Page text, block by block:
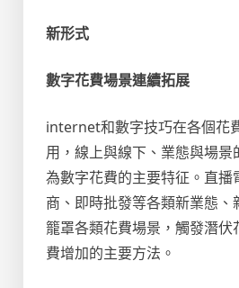
新形式
數字花費場景連續拓展
internet和數字技巧在各個花
用，線上與線下、業態與場景
為數字花費的主要特征。直播
商、即時批發等各類新業態、
籠罩各類花費場景，觸發潛伏
費增加的主要方法。